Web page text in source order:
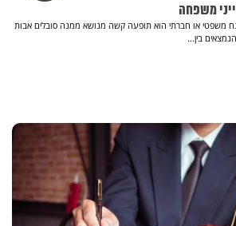
משפחה
משפטי או חברתי הוא תופעה קשה מנושא ממנה סובלים אבות
בין...